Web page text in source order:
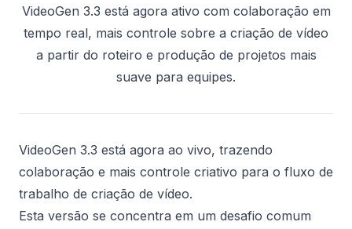
VideoGen 3.3 está agora ativo com colaboração em
tempo real, mais controle sobre a criação de vídeo
a partir do roteiro e produção de projetos mais
suave para equipes.
VideoGen 3.3 está agora ao vivo, trazendo
colaboração e mais controle criativo para o fluxo de
trabalho de criação de vídeo.
Esta versão se concentra em um desafio comum